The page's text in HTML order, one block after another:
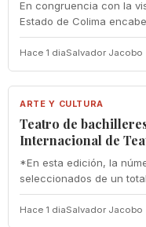
En congruencia con la
Estado de Colima
Hace 1 diaSalvador Jacobo
ARTE Y CULTURA
ARTE Y CULTURA
Teatro de
Internacional de
*En esta edición, la
seleccionados de un
Hace 1 diaSalvador Jacobo